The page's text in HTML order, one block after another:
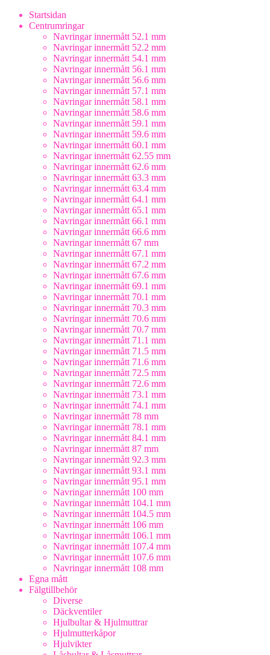
Startsidan
Centrumringar
Navringar innermått 52.1 mm
Navringar innermått 52.2 mm
Navringar innermått 54.1 mm
Navringar innermått 56.1 mm
Navringar innermått 56.6 mm
Navringar innermått 57.1 mm
Navringar innermått 58.1 mm
Navringar innermått 58.6 mm
Navringar innermått 59.1 mm
Navringar innermått 59.6 mm
Navringar innermått 60.1 mm
Navringar innermått 62.55 mm
Navringar innermått 62.6 mm
Navringar innermått 63.3 mm
Navringar innermått 63.4 mm
Navringar innermått 64.1 mm
Navringar innermått 65.1 mm
Navringar innermått 66.1 mm
Navringar innermått 66.6 mm
Navringar innermått 67 mm
Navringar innermått 67.1 mm
Navringar innermått 67.2 mm
Navringar innermått 67.6 mm
Navringar innermått 69.1 mm
Navringar innermått 70.1 mm
Navringar innermått 70.3 mm
Navringar innermått 70.6 mm
Navringar innermått 70.7 mm
Navringar innermått 71.1 mm
Navringar innermått 71.5 mm
Navringar innermått 71.6 mm
Navringar innermått 72.5 mm
Navringar innermått 72.6 mm
Navringar innermått 73.1 mm
Navringar innermått 74.1 mm
Navringar innermått 78 mm
Navringar innermått 78.1 mm
Navringar innermått 84.1 mm
Navringar innermått 87 mm
Navringar innermått 92.3 mm
Navringar innermått 93.1 mm
Navringar innermått 95.1 mm
Navringar innermått 100 mm
Navringar innermått 104.1 mm
Navringar innermått 104.5 mm
Navringar innermått 106 mm
Navringar innermått 106.1 mm
Navringar innermått 107.4 mm
Navringar innermått 107.6 mm
Navringar innermått 108 mm
Egna mått
Fälgtillbehör
Diverse
Däckventiler
Hjulbultar & Hjulmuttrar
Hjulmutterkåpor
Hjulvikter